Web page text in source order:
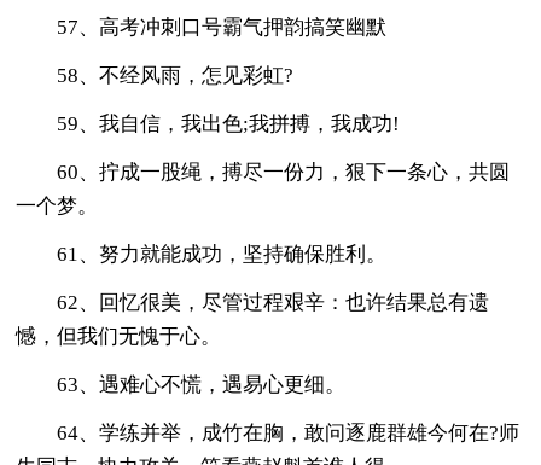
57、高考冲刺口号霸气押韵搞笑幽默
58、不经风雨，怎见彩虹?
59、我自信，我出色;我拼搏，我成功!
60、拧成一股绳，搏尽一份力，狠下一条心，共圆
一个梦。
61、努力就能成功，坚持确保胜利。
62、回忆很美，尽管过程艰辛：也许结果总有遗
憾，但我们无愧于心。
63、遇难心不慌，遇易心更细。
64、学练并举，成竹在胸，敢问逐鹿群雄今何在?师